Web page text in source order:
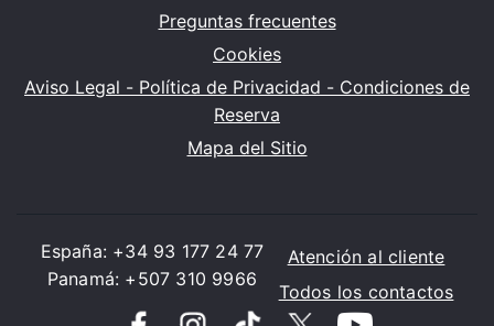
Preguntas frecuentes
Cookies
Aviso Legal - Política de Privacidad - Condiciones de
Reserva
Mapa del Sitio
España: +34 93 177 24 77
Panamá: +507 310 9966
Atención al cliente
Todos los contactos